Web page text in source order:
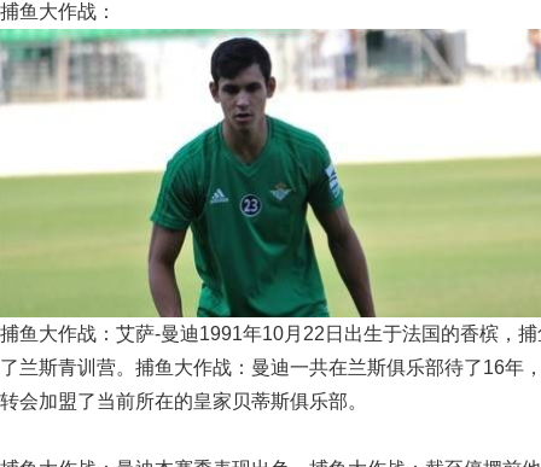
捕鱼大作战：
捕鱼大作战：艾萨-曼迪1991年10月22日出生于法国的香槟，
了兰斯青训营。捕鱼大作战：曼迪一共在兰斯俱乐部待了16年
转会加盟了当前所在的皇家贝蒂斯俱乐部。